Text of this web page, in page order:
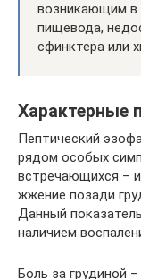
возникающим в
пищевода,
сфинктера или
Характерные
Пептический
рядом особых
встречающихся –
жжение позади
Данный
наличием
Боль за грудиной